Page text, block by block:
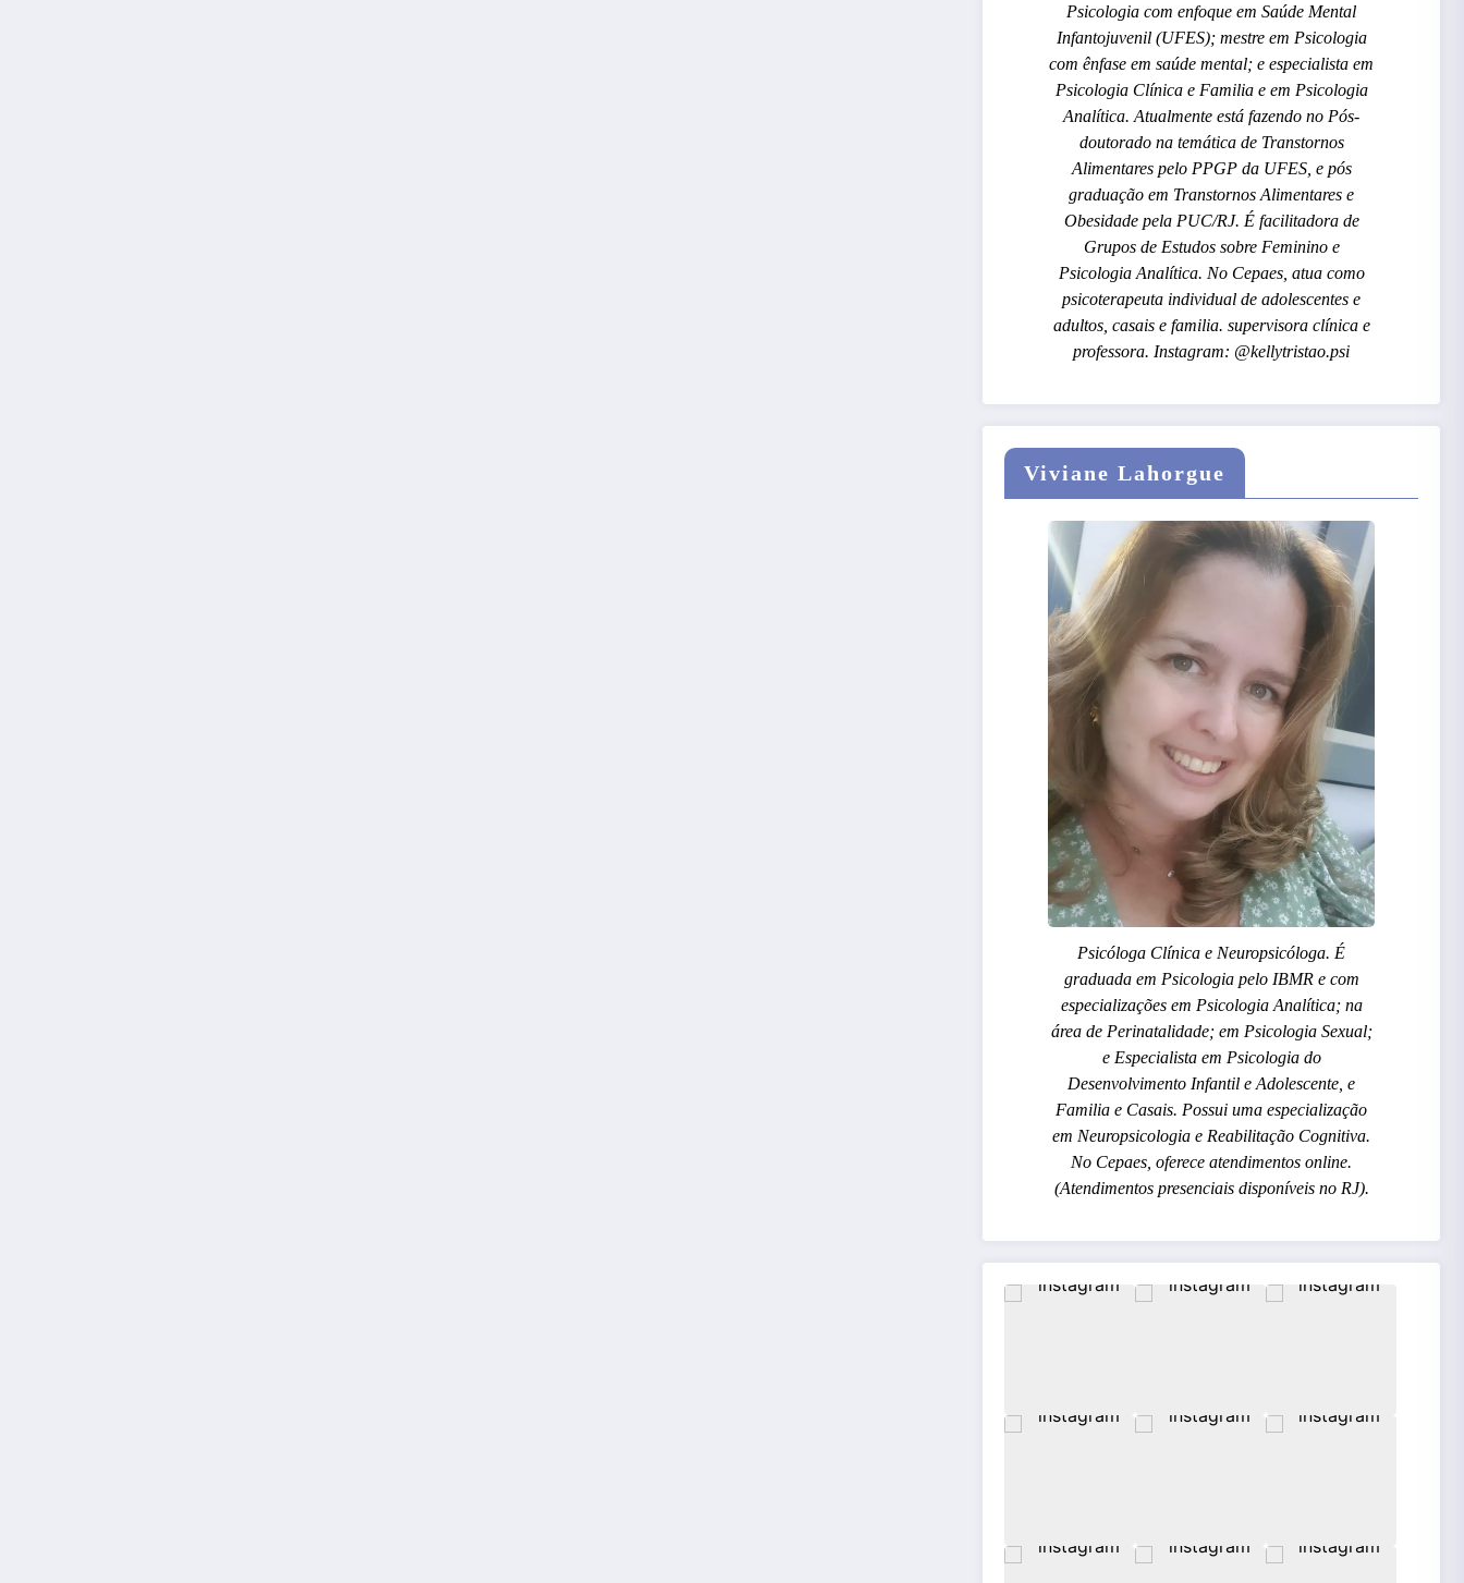
Psicologia com enfoque em Saúde Mental
Infantojuvenil (UFES); mestre em Psicologia
com ênfase em saúde mental; e especialista em
Psicologia Clínica e Familia e em Psicologia
Analítica. Atualmente está fazendo no Pós-
doutorado na temática de Transtornos
Alimentares pelo PPGP da UFES, e pós
graduação em Transtornos Alimentares e
Obesidade pela PUC/RJ. É facilitadora de
Grupos de Estudos sobre Feminino e
Psicologia Analítica. No Cepaes, atua como
psicoterapeuta individual de adolescentes e
adultos, casais e familia. supervisora clínica e
professora. Instagram: @kellytristao.psi
Viviane Lahorgue
Psicóloga Clínica e Neuropsicóloga. É
graduada em Psicologia pelo IBMR e com
especializações em Psicologia Analítica; na
área de Perinatalidade; em Psicologia Sexual;
e Especialista em Psicologia do
Desenvolvimento Infantil e Adolescente, e
Familia e Casais. Possui uma especialização
em Neuropsicologia e Reabilitação Cognitiva.
No Cepaes, oferece atendimentos online.
(Atendimentos presenciais disponíveis no RJ).